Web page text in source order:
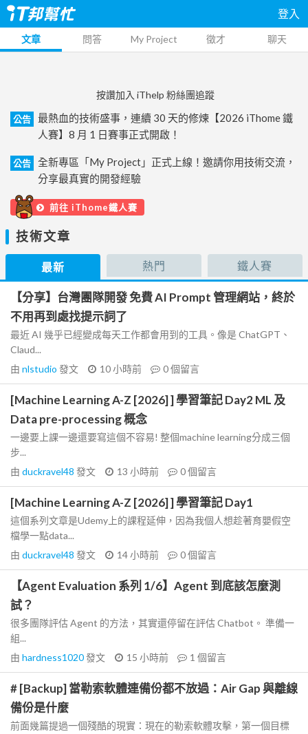
登入
文章 問答 My Project 徵才 聊天
按讚加入 iThelp 粉絲團追蹤
公告
最熱血的技術盛事，連續 30 天的修煉【2026 iThome 鐵
人賽】8 月 1 日賽事正式開啟！
公告
全新專區「My Project」正式上線！邀請你用技術交流，
分享最真實的開發經驗
前往 iThome鐵人賽
技術文章
最新 熱門 鐵人賽
【分享】台灣團隊開發 免費 AI Prompt 管理網站，終於
不用再到處找提示詞了
最近 AI 幾乎已經變成每天工作都會用到的工具。像是 ChatGPT、
Claud...
由 nlstudio 發文 10 小時前 0個留言
[Machine Learning A-Z [2026] ] 學習筆記 Day2 ML 及
Data pre-processing 概念
一邊要上課一邊還要寫這個不容易! 整個machine learning分成三個
步...
由 duckravel48 發文 13 小時前 0個留言
[Machine Learning A-Z [2026] ] 學習筆記 Day1
這個系列文章是Udemy上的課程延伸，因為我個人想趁著育嬰假空
檔學一點data...
由 duckravel48 發文 14 小時前 0個留言
【Agent Evaluation 系列 1/6】Agent 到底該怎麼測
試？
很多團隊評估 Agent 的方法，其實還停留在評估 Chatbot。 準備一
組...
由 hardness1020發文 15 小時前 1 個留言
# [Backup] 當勒索軟體連備份都不放過：Air Gap 與離線
備份是什麼
前面幾篇提過一個殘酷的現實：現在的勒索軟體攻擊，第一個目標